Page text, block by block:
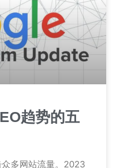
趋势的五
多网站流量。2023